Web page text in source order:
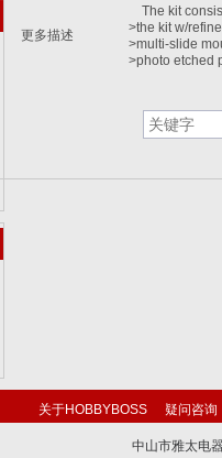
更多描述
The kit
>the kit w/
>multi-slide
>photo etched
关于HOBBYBOSS 疑问咨询
中山市雅太电